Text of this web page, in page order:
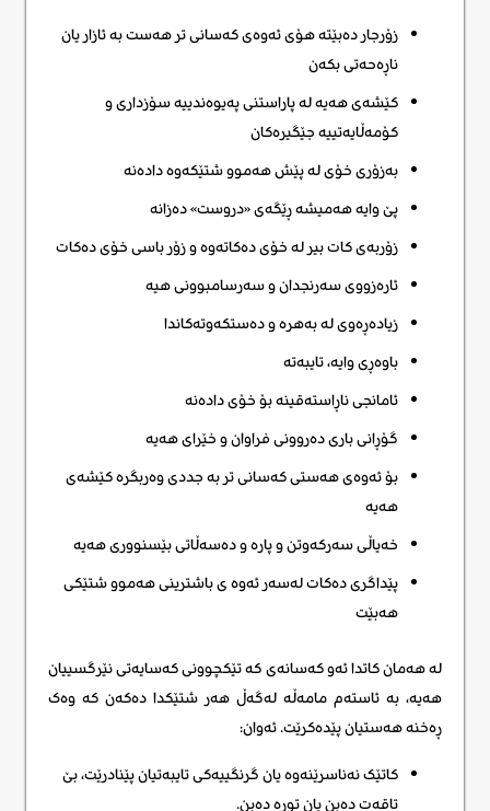
زۆرجار دەبێتە هۆی ئەوەی کەسانی تر هەست بە ئازار یان
ناڕەحەتی بکەن
کێشەی هەیە لە پاراستنی پەیوەندییە سۆزداری و
کۆمەڵایەتییە جێگیرەکان
بەزۆری خۆی لە پێش هەموو شتێکەوە دادەنه
پێ وایە هەمیشە ڕێگەی «دروست» دەزانه
زۆربەی کات بیر لە خۆی دەکاتەوە و زۆر باسی خۆی دەکات
ئارەزووی سەرنجدان و سەرسامبوونی هیه
زیادەڕەوی لە بەهرە و دەستکەوتەکاندا
باوەڕی وایه، تایبەتە
ئامانجی ناڕاستەقینە بۆ خۆی دادەنه
گۆڕانی باری دەروونی فراوان و خێرای هەیه
بۆ ئەوەی هەستی کەسانی تر بە جددی وەربگره کێشەی
هەیە
خەیاڵی سەرکەوتن و پارە و دەسەڵاتی بێسنووری هەیە
پێداگری دەکات لەسەر ئەوە ی باشترینی هەموو شتێکی
هەبێت
لە هەمان کاتدا ئەو کەسانەی کە تێکچوونی کەسایەتی نێرگسییان
هەیە، بە ئاستەم مامەڵە لەگەڵ هەر شتێکدا دەکەن کە وەک
ڕەخنە هەستیان پێدەکرێت. ئەوان:
کاتێک نەناسرێنەوە یان گرنگییەکی تایبەتیان پێنادرێت، بێ
تاقەت دەبن یان توڕە دەبن.